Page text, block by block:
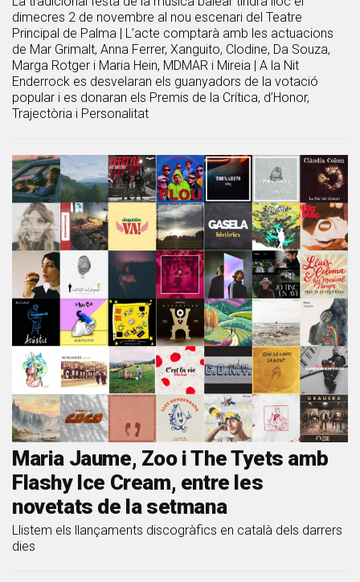
dimecres 2 de novembre al nou escenari del Teatre
Principal de Palma | L’acte comptarà amb les actuacions
de Mar Grimalt, Anna Ferrer, Xanguito, Clodine, Da Souza,
Marga Rotger i Maria Hein, MDMAR i Mireia | A la Nit
Enderrock es desvelaran els guanyadors de la votació
popular i es donaran els Premis de la Crítica, d’Honor,
Trajectòria i Personalitat
Maria Jaume, Zoo i The Tyets amb
Flashy Ice Cream, entre les
novetats de la setmana
Llistem els llançaments discogràfics en català dels darrers
dies